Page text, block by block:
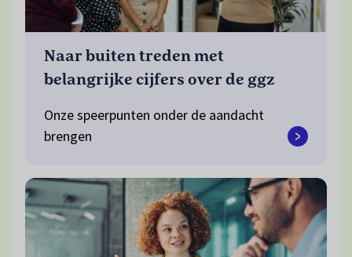
Naar buiten treden met
belangrijke cijfers over de ggz
Onze speerpunten onder de aandacht
brengen